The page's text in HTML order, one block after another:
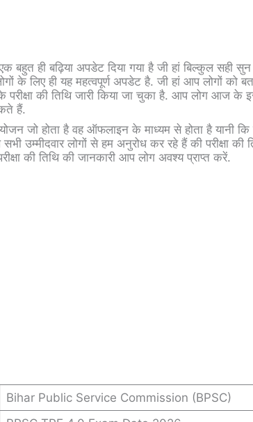
बहुत ही बढ़िया अपडेट दिया गया है जी हां बिल्कुल सही
के लिए ही यह महत्वपूर्ण अपडेट है. जी हां आप लोगों को
की तिथि जारी किया जा चुका है. आप लोग आज के
हैं.
जो होता है वह ऑफलाइन के माध्यम से होता है यानी
उम्मीदवार लोगों से हम अनुरोध कर रहे हैं की परीक्षा की
की तिथि की जानकारी आप लोग अवश्य प्राप्त करें.
Bihar Public Service Commission (BPSC)